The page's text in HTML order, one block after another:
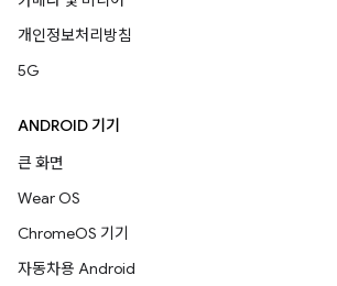
개인정보처리방침
5G
ANDROID 기기
큰 화면
Wear OS
ChromeOS 기기
자동차용 Android